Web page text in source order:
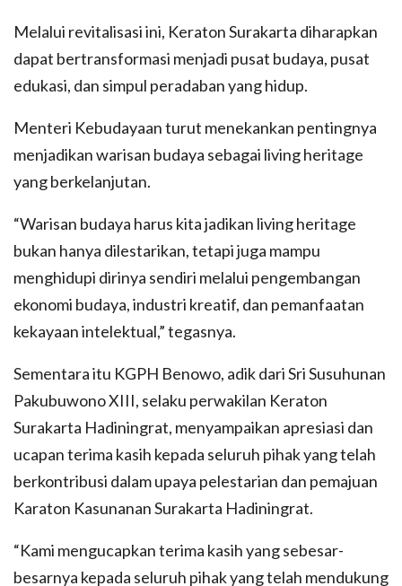
Melalui revitalisasi ini, Keraton Surakarta diharapkan
dapat bertransformasi menjadi pusat budaya, pusat
edukasi, dan simpul peradaban yang hidup.
Menteri Kebudayaan turut menekankan pentingnya
menjadikan warisan budaya sebagai living heritage
yang berkelanjutan.
“Warisan budaya harus kita jadikan living heritage
bukan hanya dilestarikan, tetapi juga mampu
menghidupi dirinya sendiri melalui pengembangan
ekonomi budaya, industri kreatif, dan pemanfaatan
kekayaan intelektual,” tegasnya.
Sementara itu KGPH Benowo, adik dari Sri Susuhunan
Pakubuwono XIII, selaku perwakilan Keraton
Surakarta Hadiningrat, menyampaikan apresiasi dan
ucapan terima kasih kepada seluruh pihak yang telah
berkontribusi dalam upaya pelestarian dan pemajuan
Karaton Kasunanan Surakarta Hadiningrat.
“Kami mengucapkan terima kasih yang sebesar-
besarnya kepada seluruh pihak yang telah mendukung